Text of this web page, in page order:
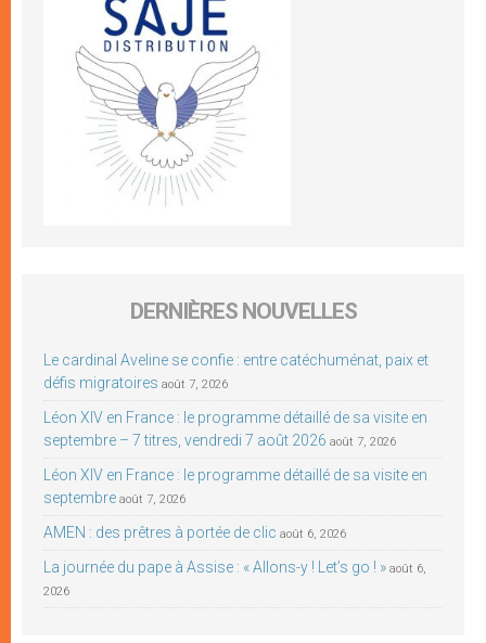
DERNIÈRES NOUVELLES
Le cardinal Aveline se confie : entre catéchuménat, paix et
défis migratoires août 7, 2026
Léon XIV en France : le programme détaillé de sa visite en
septembre – 7 titres, vendredi 7 août 2026 août 7, 2026
Léon XIV en France : le programme détaillé de sa visite en
septembre août 7, 2026
AMEN : des prêtres à portée de clic août 6, 2026
La journée du pape à Assise : « Allons-y ! Let’s go ! » août 6,
2026